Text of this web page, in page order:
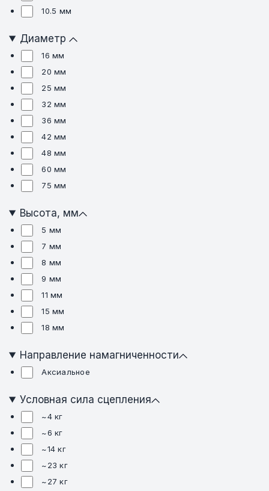
10.5 мм
Диаметр
16 мм
20 мм
25 мм
32 мм
36 мм
42 мм
48 мм
60 мм
75 мм
Высота, мм
5 мм
7 мм
8 мм
9 мм
11 мм
15 мм
18 мм
Направление намагниченности
Аксиальное
Условная сила сцепления
~4 кг
~6 кг
~14 кг
~23 кг
~27 кг